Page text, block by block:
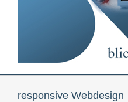
responsive Webdesign